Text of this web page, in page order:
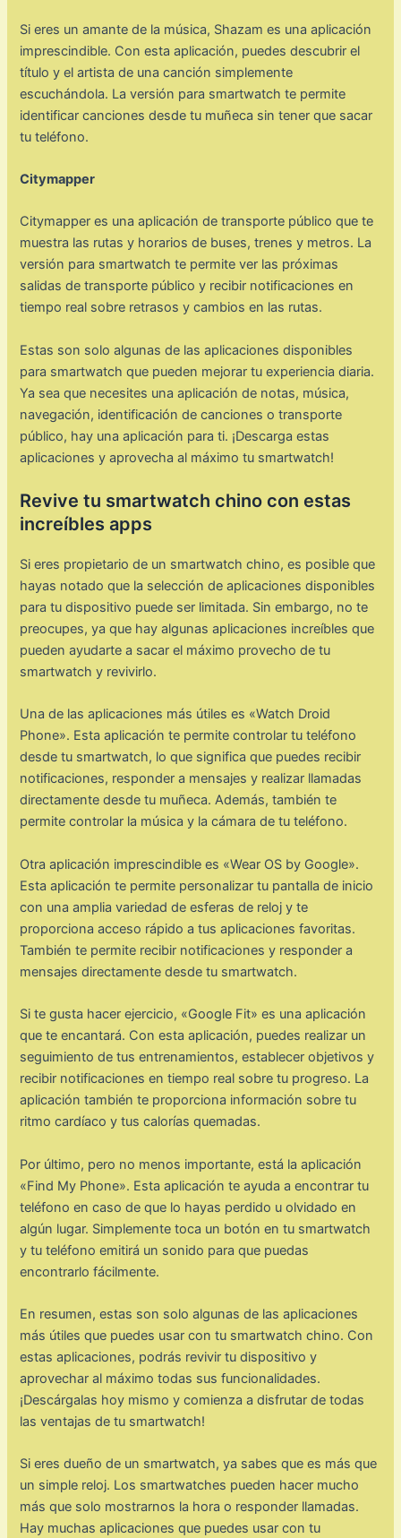
Si eres un amante de la música, Shazam es una aplicación
imprescindible. Con esta aplicación, puedes descubrir el
título y el artista de una canción simplemente
escuchándola. La versión para smartwatch te permite
identificar canciones desde tu muñeca sin tener que sacar
tu teléfono.
Citymapper
Citymapper es una aplicación de transporte público que te
muestra las rutas y horarios de buses, trenes y metros. La
versión para smartwatch te permite ver las próximas
salidas de transporte público y recibir notificaciones en
tiempo real sobre retrasos y cambios en las rutas.
Estas son solo algunas de las aplicaciones disponibles
para smartwatch que pueden mejorar tu experiencia diaria.
Ya sea que necesites una aplicación de notas, música,
navegación, identificación de canciones o transporte
público, hay una aplicación para ti. ¡Descarga estas
aplicaciones y aprovecha al máximo tu smartwatch!
Revive tu smartwatch chino con estas
increíbles apps
Si eres propietario de un smartwatch chino, es posible que
hayas notado que la selección de aplicaciones disponibles
para tu dispositivo puede ser limitada. Sin embargo, no te
preocupes, ya que hay algunas aplicaciones increíbles que
pueden ayudarte a sacar el máximo provecho de tu
smartwatch y revivirlo.
Una de las aplicaciones más útiles es «Watch Droid
Phone». Esta aplicación te permite controlar tu teléfono
desde tu smartwatch, lo que significa que puedes recibir
notificaciones, responder a mensajes y realizar llamadas
directamente desde tu muñeca. Además, también te
permite controlar la música y la cámara de tu teléfono.
Otra aplicación imprescindible es «Wear OS by Google».
Esta aplicación te permite personalizar tu pantalla de inicio
con una amplia variedad de esferas de reloj y te
proporciona acceso rápido a tus aplicaciones favoritas.
También te permite recibir notificaciones y responder a
mensajes directamente desde tu smartwatch.
Si te gusta hacer ejercicio, «Google Fit» es una aplicación
que te encantará. Con esta aplicación, puedes realizar un
seguimiento de tus entrenamientos, establecer objetivos y
recibir notificaciones en tiempo real sobre tu progreso. La
aplicación también te proporciona información sobre tu
ritmo cardíaco y tus calorías quemadas.
Por último, pero no menos importante, está la aplicación
«Find My Phone». Esta aplicación te ayuda a encontrar tu
teléfono en caso de que lo hayas perdido u olvidado en
algún lugar. Simplemente toca un botón en tu smartwatch
y tu teléfono emitirá un sonido para que puedas
encontrarlo fácilmente.
En resumen, estas son solo algunas de las aplicaciones
más útiles que puedes usar con tu smartwatch chino. Con
estas aplicaciones, podrás revivir tu dispositivo y
aprovechar al máximo todas sus funcionalidades.
¡Descárgalas hoy mismo y comienza a disfrutar de todas
las ventajas de tu smartwatch!
Si eres dueño de un smartwatch, ya sabes que es más que
un simple reloj. Los smartwatches pueden hacer mucho
más que solo mostrarnos la hora o responder llamadas.
Hay muchas aplicaciones que puedes usar con tu